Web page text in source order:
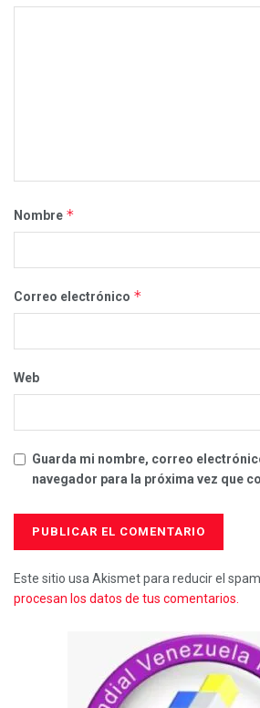
Nombre *
Correo electrónico *
Web
Guarda mi nombre, correo
navegador para la próxima vez que
Este sitio usa Akismet para reducir el spam.
procesan los datos de tus comentarios.